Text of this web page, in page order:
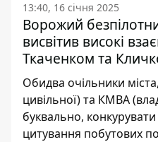
13:40, 16 січня 2025
Ворожий
висвітив високі
Ткаченком та
Обидва очільники
цивільної) та КМВА
буквально,
цитування побутових